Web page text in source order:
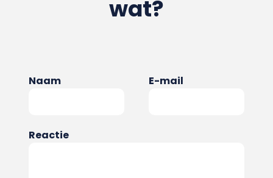
wat?
Naam E-mail
Reactie